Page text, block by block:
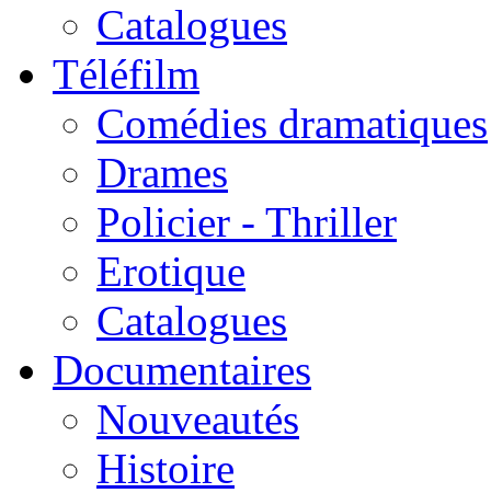
Catalogues
Téléfilm
Comédies dramatiques
Drames
Policier - Thriller
Erotique
Catalogues
Documentaires
Nouveautés
Histoire